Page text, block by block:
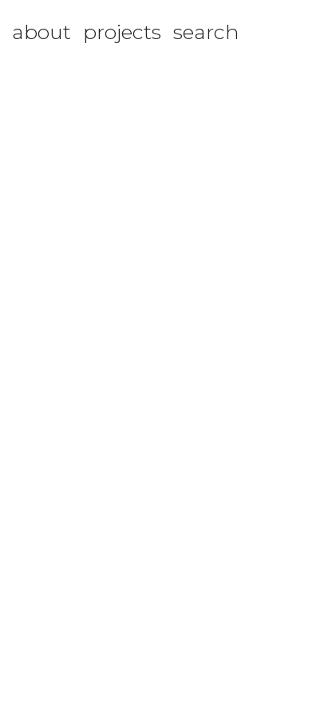
about projects search